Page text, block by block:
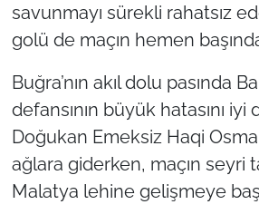
savunmayı sürekli rahatsız
golü de maçın hemen
Buğra’nın akıl dolu pasında
defansının büyük hatasını
Doğukan Emeksiz Haqi
ağlara giderken, maçın seyri
Malatya lehine gelişmeye